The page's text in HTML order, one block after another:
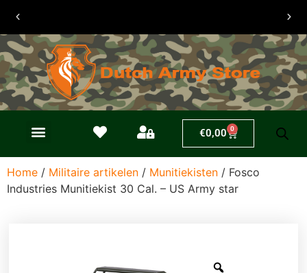
30 dagen
retouren
€0,00 0
Home / Militaire artikelen / Munitiekisten / Fosco
Industries Munitiekist 30 Cal. – US Army star